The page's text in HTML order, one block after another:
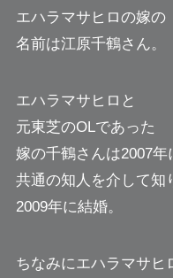
エハラマサヒロの嫁の
名前は江原千鶴さん。
エハラマサヒロと
元東芝のOLであった
嫁の千鶴さんは2007年
共通の知人を介して知
2009年に結婚。
ちなみにエハラマサヒ